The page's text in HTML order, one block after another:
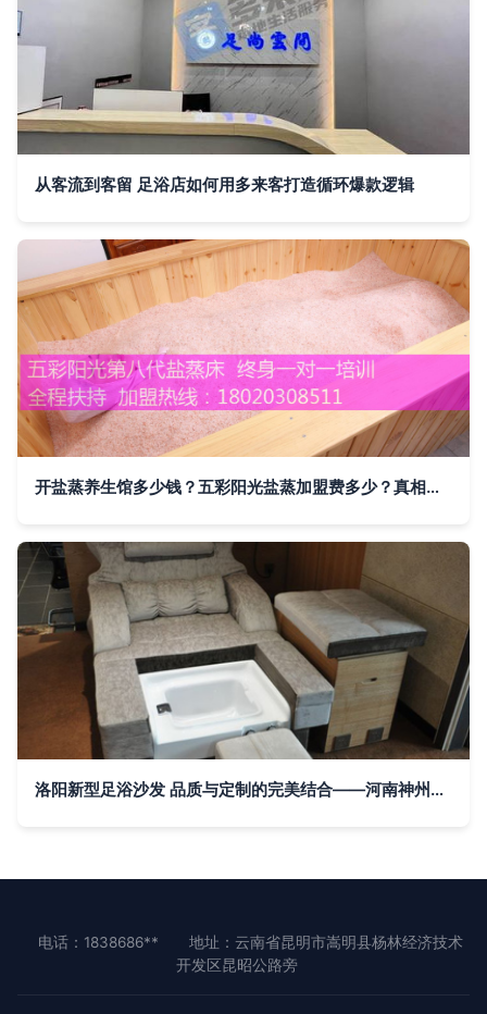
从客流到客留 足浴店如何用多来客打造循环爆款逻辑
开盐蒸养生馆多少钱？五彩阳光盐蒸加盟费多少？真相在此
洛阳新型足浴沙发 品质与定制的完美结合——河南神州家具解读
电话：1838686**
地址：云南省昆明市嵩明县杨林经济技术
开发区昆昭公路旁